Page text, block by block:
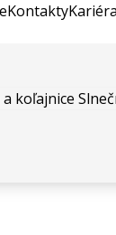
KontaktyKariéra
koľajnice